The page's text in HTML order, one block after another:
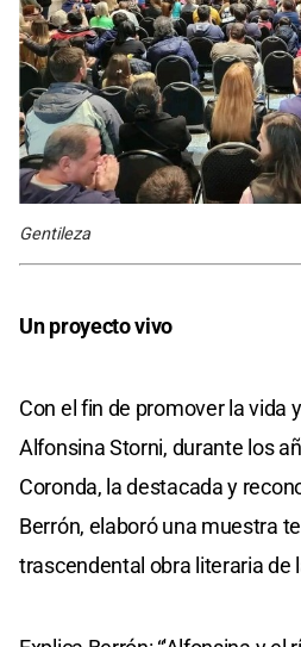
Gentileza
Un proyecto vivo
Con el fin de promover la vida
Alfonsina Storni, durante los
Coronda, la destacada y
Berrón, elaboró una muestra
trascendental obra literaria de